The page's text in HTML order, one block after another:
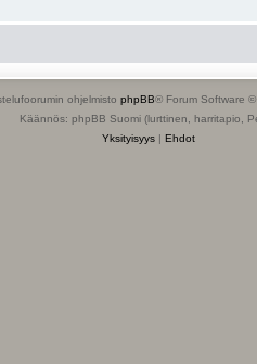
ohjelmisto phpBB® Forum Software
Käännös: phpBB Suomi (lurttinen, harritapio,
Yksityisyys | Ehdot